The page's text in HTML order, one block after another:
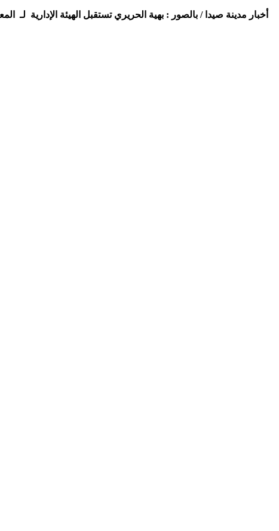
أخبار مدينة صيدا / بالصور : بهية الحريري تستقبل الهيئة الإدارية لـ